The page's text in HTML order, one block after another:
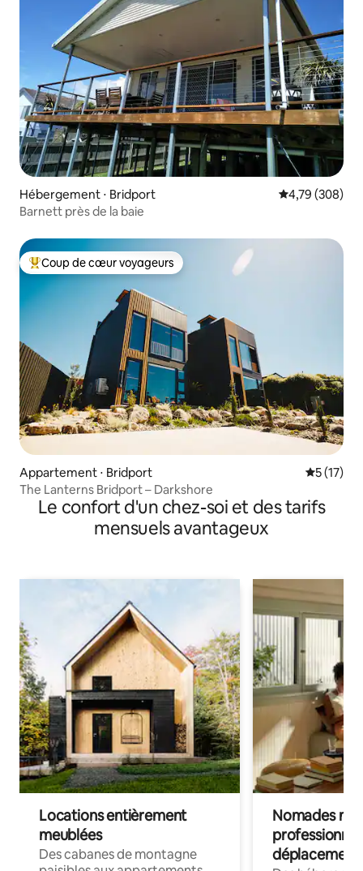
Hébergement ⋅ Bridport Évaluation
4,79 (308)
Barnett près de la baie
Coups de cœur voyageurs les plus appréciés
Coup de cœur voyageurs
Appartement ⋅ Bridport
5 (17)
The Lanterns Bridport – Darkshore
Le confort d'un chez-soi et des tarifs
mensuels avantageux
Locations entièrement
meublées
Des cabanes de montagne
Nomades
déplacement